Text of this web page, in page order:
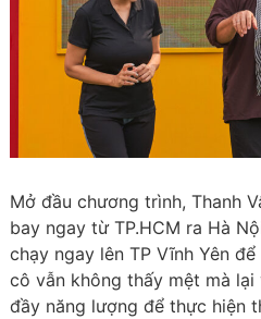
Mở đầu chương trình, Thanh
bay ngay từ TP.HCM ra Hà
chạy ngay lên TP Vĩnh Yên
cô vẫn không thấy mệt mà
đầy năng lượng để thực hiện